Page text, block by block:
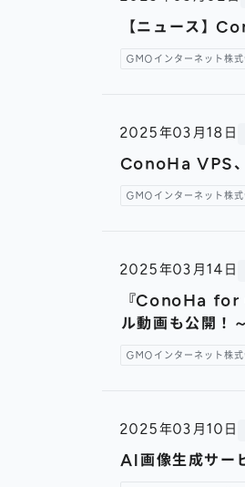
【ニュース】
GMOインターネット株式
2025年03月18日
ConoHa VPS、
GMOインターネット株式
2025年03月14日
『ConoHa for
ル動画も公開！～
GMOインターネット株式
2025年03月10日
AI画像生成サ